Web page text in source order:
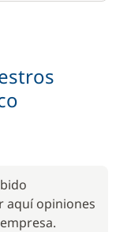
aquí opiniones